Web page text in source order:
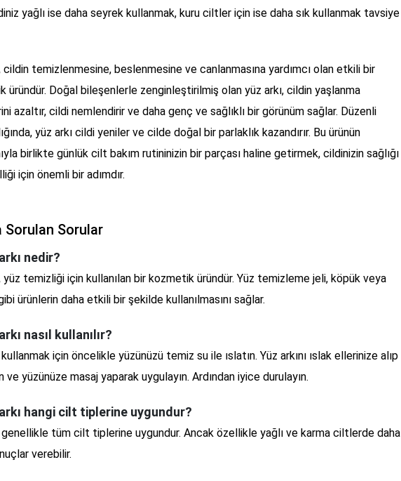
yağlı ise daha seyrek kullanmak, kuru ciltler için ise daha sık kullanmak tavsiye
cildin temizlenmesine, beslenmesine ve canlanmasına yardımcı olan etkili bir
üründür. Doğal bileşenlerle zenginleştirilmiş olan yüz arkı, cildin yaşlanma
azaltır, cildi nemlendirir ve daha genç ve sağlıklı bir görünüm sağlar. Düzenli
yüz arkı cildi yeniler ve cilde doğal bir parlaklık kazandırır. Bu ürünün
birlikte günlük cilt bakım rutininizin bir parçası haline getirmek, cildinizin sağlığı
için önemli bir adımdır.
Sorulan Sorular
nedir?
yüz temizliği için kullanılan bir kozmetik üründür. Yüz temizleme jeli, köpük veya
ürünlerin daha etkili bir şekilde kullanılmasını sağlar.
nasıl kullanılır?
kullanmak için öncelikle yüzünüzü temiz su ile ıslatın. Yüz arkını ıslak ellerinize alıp
ve yüzünüze masaj yaparak uygulayın. Ardından iyice durulayın.
hangi cilt tiplerine uygundur?
genellikle tüm cilt tiplerine uygundur. Ancak özellikle yağlı ve karma ciltlerde daha
verebilir.